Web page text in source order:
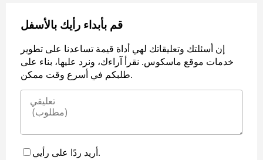
قم بأبداء رأيك بالأسفل
إن أسئلتك وتعليقاتك لهي أداة قيمة تساعدنا على تطوير
خدمات موقع ماسكوس. نقرأ آراءك، ونرد عليها، بناء على
طلبكم في أسرع وقت ممكن.
أريد ردًا على رأيي.